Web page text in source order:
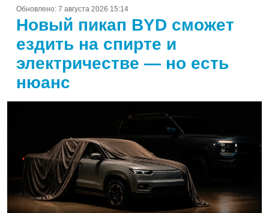
Обновлено: 7 августа 2026 15:14
Новый пикап BYD сможет
ездить на спирте и
электричестве — но есть
нюанс